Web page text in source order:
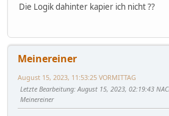
Die Logik dahinter kapier ich nicht ??
Meinereiner
August 15, 2023, 11:53:25 VORMITTAG
Letzte Bearbeitung: August 15, 2023, 02:19:43
Meinereiner